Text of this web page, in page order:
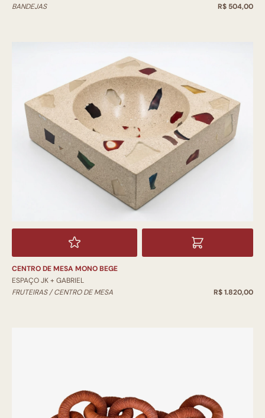
BANDEJAS
R$ 504,00
CENTRO DE MESA MONO BEGE
ESPAÇO JK + GABRIEL
FRUTEIRAS / CENTRO DE MESA
R$ 1.820,00